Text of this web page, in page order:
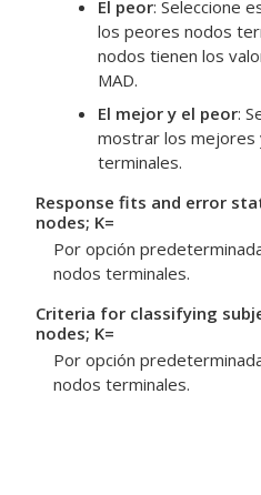
El peor: Seleccione
los peores nodos
nodos tienen los
MAD.
El mejor y el peor:
mostrar los mejores
terminales.
Response fits and error
nodes; K=
Por opción
nodos terminales.
Criteria for classifying
nodes; K=
Por opción
nodos terminales.